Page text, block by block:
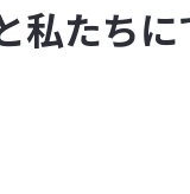
私たちに